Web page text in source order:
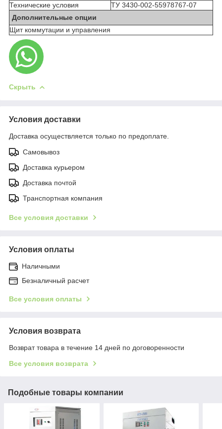
Технические условия
ТУ 3430-002-55978767-07
Дополнительные опции
Щит коммутации и управления
Скрыть
Условия доставки
Доставка осуществляется только по предоплате.
Самовывоз
Доставка курьером
Доставка почтой
Транспортная компания
Все условия доставки
Условия оплаты
Наличными
Безналичный расчет
Все условия оплаты
Условия возврата
Возврат товара в течение 14 дней по договоренности
Все условия возврата
Подобные товары компании